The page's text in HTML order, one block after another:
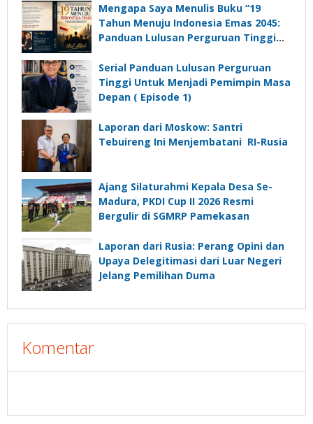
Komunikasi Kades untuk Memajukan
Desa
Mengapa Saya Menulis Buku “19
Tahun Menuju Indonesia Emas 2045:
Panduan Lulusan Perguruan Tinggi
Depan”?
Serial Panduan Lulusan Perguruan
Tinggi Untuk Menjadi Pemimpin Masa
Depan ( Episode 1)
Laporan dari Moskow: Santri
Tebuireng Ini Menjembatani RI-Rusia
Ajang Silaturahmi Kepala Desa Se-
Madura, PKDI Cup II 2026 Resmi
Bergulir di SGMRP Pamekasan
Laporan dari Rusia: Perang Opini dan
Upaya Delegitimasi dari Luar Negeri
Jelang Pemilihan Duma
Komentar